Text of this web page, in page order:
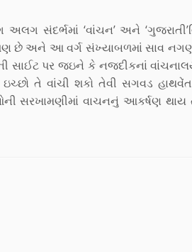
‘વાંચન’ અને
છે અને આ વર્ગ સંખ્યાબળમાં સાવ
સાઈટ પર જઇને કે નજદીકનાં
ઇચ્છો તે વાંચી શકો તેવી સગવડ
સરખામણીમાં વાચનનું આકર્ષણ